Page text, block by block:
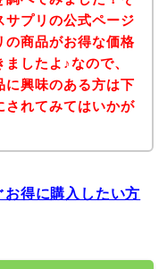
サプリの公式ページ
の商品がお得な価格
したよ♪なので、
に興味のある方は下
されてみてはいかが
得に購入したい方